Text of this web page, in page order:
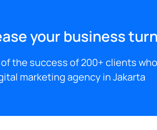
your business
the success of 200+ clients
marketing agency in Jakarta